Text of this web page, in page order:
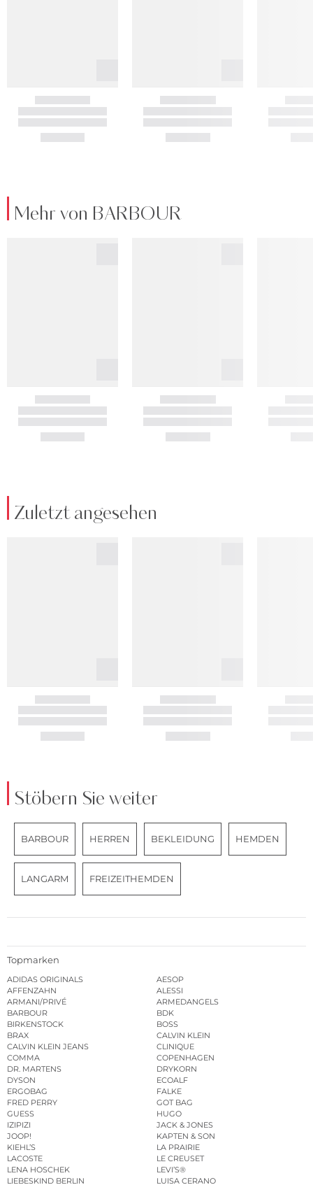
Mehr von BARBOUR
Zuletzt angesehen
Stöbern Sie weiter
BARBOUR HERREN BEKLEIDUNG HEMDEN
LANGARM FREIZEITHEMDEN
Topmarken
ADIDAS ORIGINALS
AESOP
AFFENZAHN
ALESSI
ARMANI/PRIVÉ
ARMEDANGELS
BARBOUR
BDK
BIRKENSTOCK
BOSS
BRAX
CALVIN KLEIN
CALVIN KLEIN JEANS
CLINIQUE
COMMA
COPENHAGEN
DR. MARTENS
DRYKORN
DYSON
ECOALF
ERGOBAG
FALKE
FRED PERRY
GOT BAG
GUESS
HUGO
IZIPIZI
JACK & JONES
JOOP!
KAPTEN & SON
KIEHL’S
LA PRAIRIE
LACOSTE
LE CREUSET
LENA HOSCHEK
LEVI’S®
LIEBESKIND BERLIN
LUISA CERANO